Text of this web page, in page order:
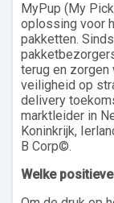
MyPup (My
oplossing voor
pakketten.
terug en zorgen
veiligheid op
delivery
marktleider in
Koninkrijk,
B Corp©.
Welke